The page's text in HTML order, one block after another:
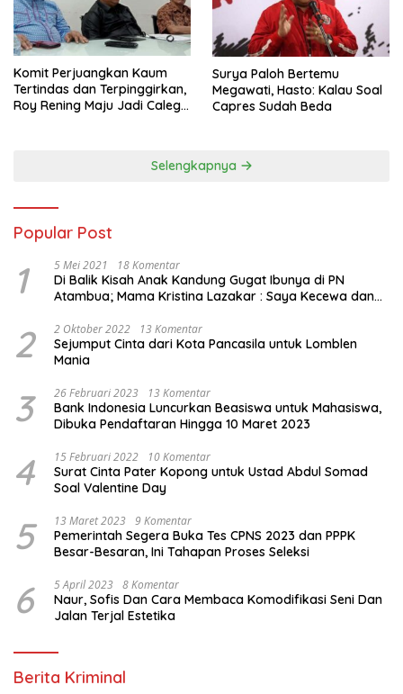
Komit Perjuangkan Kaum
Tertindas dan Terpinggirkan,
Roy Rening Maju Jadi Caleg
Surya Paloh Bertemu
Megawati, Hasto: Kalau Soal
Capres Sudah Beda
Selengkapnya
Popular Post
1 5 Mei 2021 18 Komentar
Di Balik Kisah Anak Kandung Gugat Ibunya di PN
Atambua; Mama Kristina Lazakar : Saya Kecewa dan
2 2 Oktober 2022 13 Komentar
Sejumput Cinta dari Kota Pancasila untuk Lomblen
Mania
3 26 Februari 2023 13 Komentar
Bank Indonesia Luncurkan Beasiswa untuk Mahasiswa,
Dibuka Pendaftaran Hingga 10 Maret 2023
4 15 Februari 2022 10 Komentar
Surat Cinta Pater Kopong untuk Ustad Abdul Somad
Soal Valentine Day
5 13 Maret 2023 9 Komentar
Pemerintah Segera Buka Tes CPNS 2023 dan PPPK
Besar-Besaran, Ini Tahapan Proses Seleksi
6 5 April 2023 8 Komentar
Naur, Sofis Dan Cara Membaca Komodifikasi Seni Dan
Jalan Terjal Estetika
Berita Kriminal